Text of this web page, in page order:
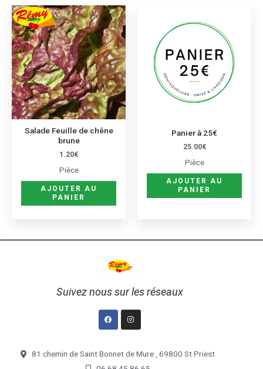
Salade Feuille de chêne
brune
1.20€
Pièce
AJOUTER AU
PANIER
Panier à 25€
25.00€
Pièce
AJOUTER AU
PANIER
Suivez nous sur les réseaux
FacebookInstagram
81 chemin de Saint Bonnet de Mure , 69800 St Priest